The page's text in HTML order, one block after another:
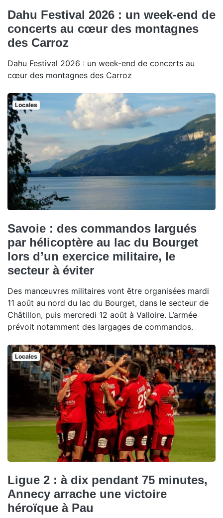
Dahu Festival 2026 : un week-end de
concerts au cœur des montagnes
des Carroz
Dahu Festival 2026 : un week-end de concerts au
cœur des montagnes des Carroz
Locales
Savoie : des commandos largués
par hélicoptère au lac du Bourget
lors d’un exercice militaire, le
secteur à éviter
Des manœuvres militaires vont être organisées mardi
11 août au nord du lac du Bourget, dans le secteur de
Châtillon, puis mercredi 12 août à Valloire. L’armée
prévoit notamment des largages de commandos.
Locales
Ligue 2 : à dix pendant 75 minutes,
Annecy arrache une victoire
héroïque à Pau